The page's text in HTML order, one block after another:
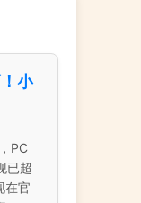
小
PC
已超
在官